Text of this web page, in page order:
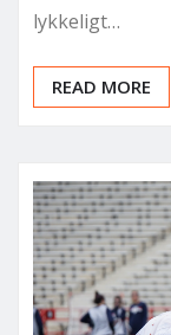
lykkeligt…
READ MORE